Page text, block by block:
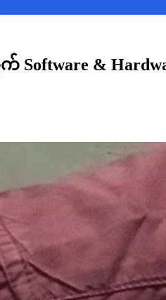
Software &